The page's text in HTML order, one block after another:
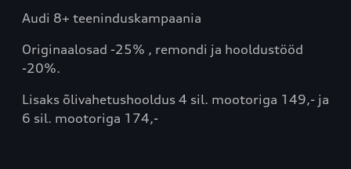
Audi 8+ teeninduskampaania
Originaalosad -25% , remondi ja hooldustööd
-20%.
Lisaks õlivahetushooldus 4 sil. mootoriga 149,- ja
6 sil. mootoriga 174,-